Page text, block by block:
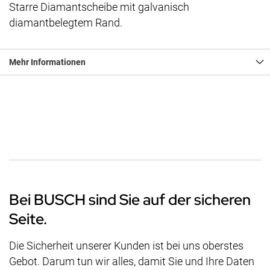
Starre Diamantscheibe mit galvanisch
diamantbelegtem Rand.
Mehr Informationen
Bei BUSCH sind Sie auf der sicheren
Seite.
Die Sicherheit unserer Kunden ist bei uns oberstes
Gebot. Darum tun wir alles, damit Sie und Ihre Daten